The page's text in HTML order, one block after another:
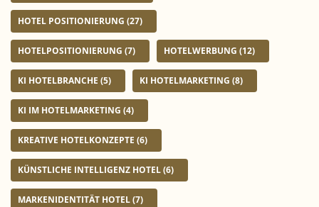
HOTEL POSITIONIERUNG (27)
HOTELPOSITIONIERUNG (7) HOTELWERBUNG (12)
KI HOTELBRANCHE (5) KI HOTELMARKETING (8)
KI IM HOTELMARKETING (4)
KREATIVE HOTELKONZEPTE (6)
KÜNSTLICHE INTELLIGENZ HOTEL(6)
MARKENIDENTITÄT HOTEL(7)